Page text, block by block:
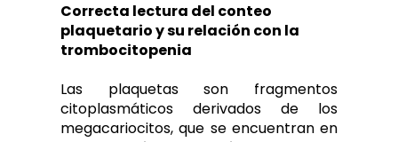
Correcta lectura del conteo
plaquetario y su relación con la
trombocitopenia
Las plaquetas son fragmentos
citoplasmáticos derivados de los
megacariocitos, que se encuentran en